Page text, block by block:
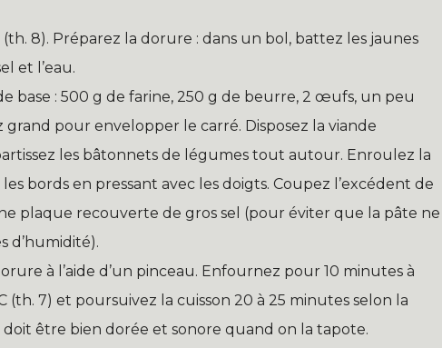
8). Préparez la dorure : dans un bol, battez les jaunes
et l’eau.
base : 500 g de farine, 250 g de beurre, 2 œufs, un peu
grand pour envelopper le carré. Disposez la viande
les bâtonnets de légumes tout autour. Enroulez la
bords en pressant avec les doigts. Coupez l’excédent de
plaque recouverte de gros sel (pour éviter que la pâte ne
d’humidité).
à l’aide d’un pinceau. Enfournez pour 10 minutes à
(th. 7) et poursuivez la cuisson 20 à 25 minutes selon la
être bien dorée et sonore quand on la tapote.